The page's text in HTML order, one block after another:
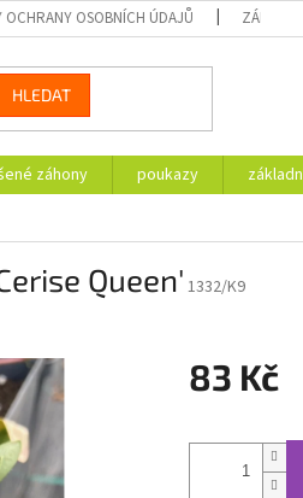
OCHRANY OSOBNÍCH ÚDAJŮ
HLEDAT
záhony poukazy
Queen' 1332/K9
83 Kč
cena: